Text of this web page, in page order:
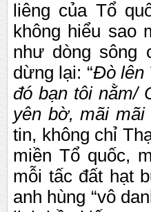
liêng của Tổqu
không hiểu sao
như dòng sông
dừng lại: “Đò lên
đó bạn tôi nằm/
yên bờ, mãi mãi
tin, không chỉ Th
miền Tổquốc, m
mỗi tấcđất hạt
anh hùng “vô